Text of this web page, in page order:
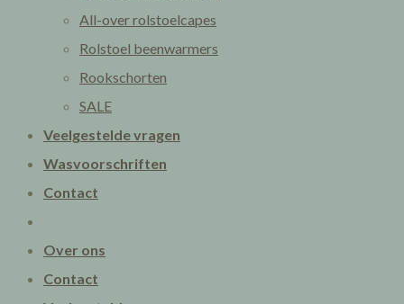
All-over rolstoelcapes
Rolstoel beenwarmers
Rookschorten
SALE
Veelgestelde vragen
Wasvoorschriften
Contact
Over ons
Contact